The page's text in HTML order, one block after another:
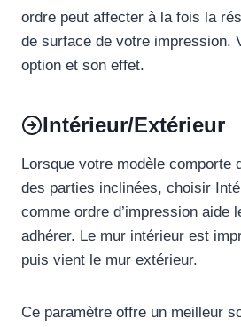
ordre peut affecter à la fois la
de surface de votre impression.
option et son effet.
Intérieur/Extérieur
Lorsque votre modèle comporte
des parties inclinées, choisir
comme ordre d’impression aide
adhérer. Le mur intérieur est
puis vient le mur extérieur.
Ce paramètre offre un meilleur